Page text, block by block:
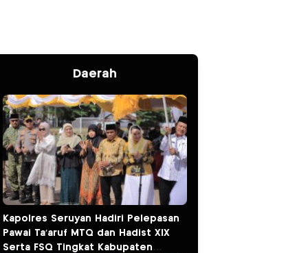
Daerah
Kapolres Seruyan Hadiri Pelepasan
Pawai Ta’aruf MTQ dan Hadist XlX
Serta FSQ Tingkat Kabupaten